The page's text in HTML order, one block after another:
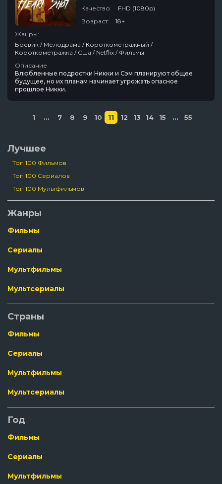
Качество:
FHD (1080p)
Возраст:
18+
Жанры:
Боевик / Мелодрама / Короткометражный /
Короткометражка / Сша / Netflix / Фильмы
Описание
Влюбленные подростки Никки и Сэм планируют общее
будущее, но их планам начинает угрожать опасное
прошлое Никки.
1 ... 7 8 9 10 11 12 13 14 15 ... 55
Лучшее
Топ 100 Фильмов
Топ 100 Сериалов
Топ 100 Мультфильмов
Жанры
Фильмы
Сериалы
Мультфильмы
Мультсериалы
Страны
Фильмы
Сериалы
Мультфильмы
Мультсериалы
Год
Фильмы
Сериалы
Мультфильмы